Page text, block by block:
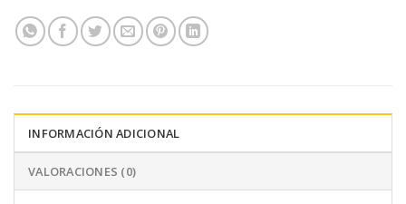
INFORMACIÓN ADICIONAL
VALORACIONES (0)